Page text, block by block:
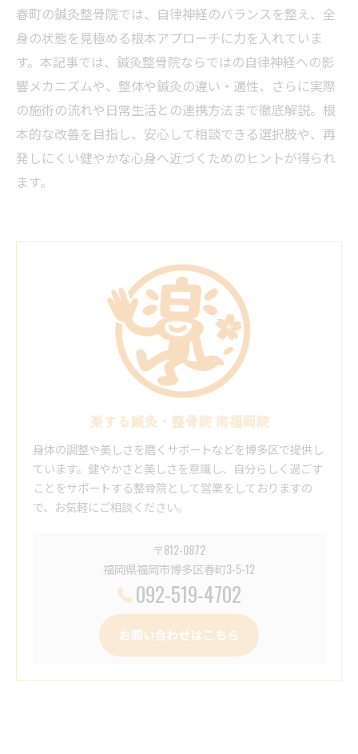
春町の鍼灸整骨院では、自律神経のバランスを整え、全
身の状態を見極める根本アプローチに力を入れていま
す。本記事では、鍼灸整骨院ならではの自律神経への影
響メカニズムや、整体や鍼灸の違い・適性、さらに実際
の施術の流れや日常生活との連携方法まで徹底解説。根
本的な改善を目指し、安心して相談できる選択肢や、再
発しにくい健やかな心身へ近づくためのヒントが得られ
ます。
楽する鍼灸・整骨院 南福岡院
身体の調整や美しさを磨くサポートなどを博多区で提供し
ています。健やかさと美しさを意識し、自分らしく過ごす
ことをサポートする整骨院として営業をしておりますの
で、お気軽にご相談ください。
〒812-0872
福岡県福岡市博多区春町3-5-12
092-519-4702
お問い合わせはこちら